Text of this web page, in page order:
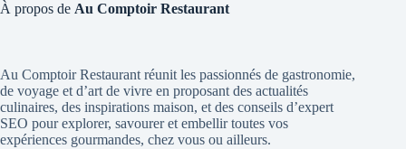
À propos de Au Comptoir Restaurant
Au Comptoir Restaurant réunit les passionnés de gastronomie,
de voyage et d’art de vivre en proposant des actualités
culinaires, des inspirations maison, et des conseils d’expert
SEO pour explorer, savourer et embellir toutes vos
expériences gourmandes, chez vous ou ailleurs.